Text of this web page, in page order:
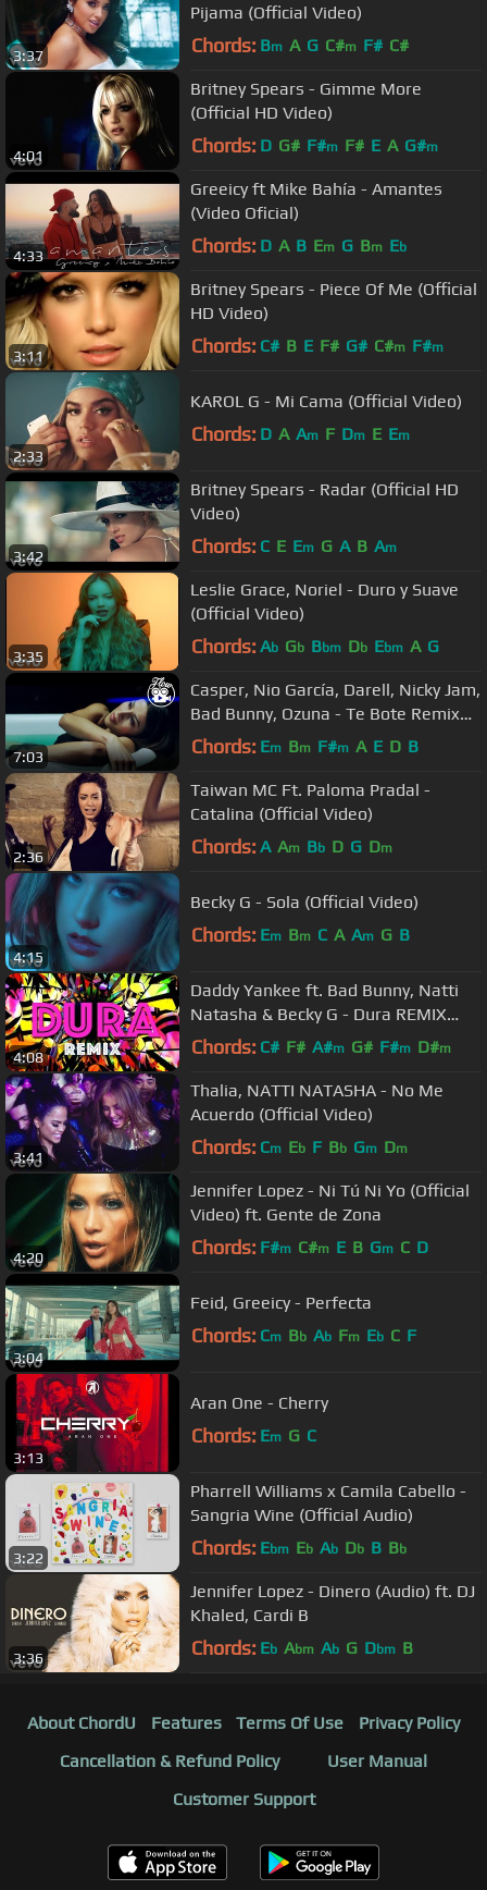
3:37
Pijama (Official Video)
Chords: Bm A G C#m F# C#
4:01
Britney Spears - Gimme More
(Official HD Video)
Chords: D G# F#m F# E A G#m
4:33
Greeicy ft Mike Bahía - Amantes
(Video Oficial)
Chords: D A B Em G Bm Eb
3:11
Britney Spears - Piece Of Me (Official
HD Video)
Chords: C# B E F# G# C#m F#m
2:33
KAROL G - Mi Cama (Official Video)
Chords: D A Am F Dm E Em
3:42
Britney Spears - Radar (Official HD
Video)
Chords: C E Em G A B Am
3:35
Leslie Grace, Noriel - Duro y Suave
(Official Video)
Chords: Ab Gb Bbm Db Ebm A G
7:03
Casper, Nio García, Darell, Nicky Jam,
Bad Bunny, Ozuna - Te Bote Remix
(Video Oficial)
Chords: Em Bm F#m A E D B
2:36
Taiwan MC Ft. Paloma Pradal -
Catalina (Official Video)
Chords: A Am Bb D G Dm
4:15
Becky G - Sola (Official Video)
Chords: Em Bm C A Am G B
4:08
Daddy Yankee ft. Bad Bunny, Natti
Natasha & Becky G - Dura REMIX
(Lyric Video)
Chords: C# F# A#m G# F#m D#m
3:41
Thalia, NATTI NATASHA - No Me
Acuerdo (Official Video)
Chords: Cm Eb F Bb Gm Dm
4:20
Jennifer Lopez - Ni Tú Ni Yo (Official
Video) ft. Gente de Zona
Chords: F#m C#m E B Gm C D
3:04
Feid, Greeicy - Perfecta
Chords: Cm Bb Ab Fm Eb C F
3:13
Aran One - Cherry
Chords: Em G C
3:22
Pharrell Williams x Camila Cabello -
Sangria Wine (Official Audio)
Chords: Ebm Eb Ab Db B Bb
3:36
Jennifer Lopez - Dinero (Audio) ft. DJ
Khaled, Cardi B
Chords: Eb Abm Ab G Dbm B
About ChordU Features Terms Of Use
Privacy Policy
Cancellation & Refund Policy
User Manual
Customer Support